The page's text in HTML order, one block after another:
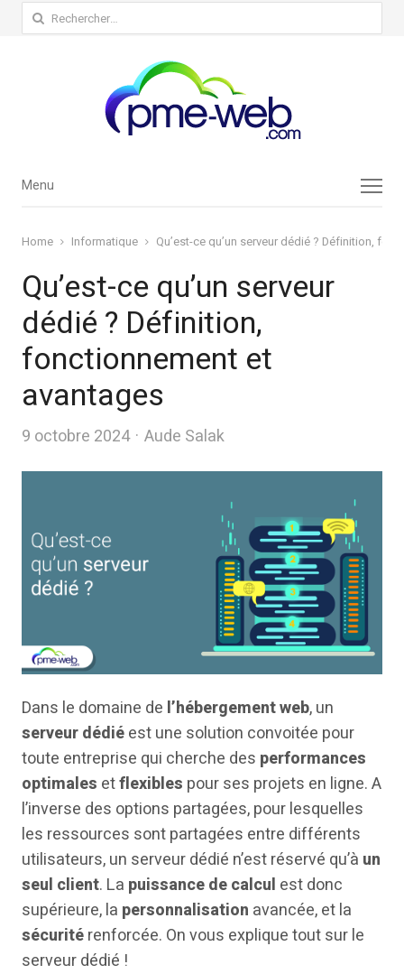
Rechercher :
Menu
Menu
Home Informatique Qu’est-ce qu’un serveur dédié ? Définition,
Qu’est-ce qu’un serveur
dédié ? Définition,
fonctionnement et
avantages
9 octobre 2024 Author
Aude Salak
Dans le domaine de l’hébergement web, un
serveur dédiéest une solution convoitée pour
toute entreprise qui cherche des performances
optimales etflexibles pour ses projets en ligne. A
l’inverse des options partagées, pour lesquelles
les ressources sont partagées entre différents
utilisateurs, un serveur dédié n’est réservé qu’à un
seul client. La puissance de calcul est donc
supérieure, la personnalisation avancée, et la
sécuritérenforcée. On vous explique tout sur le
serveur dédié !